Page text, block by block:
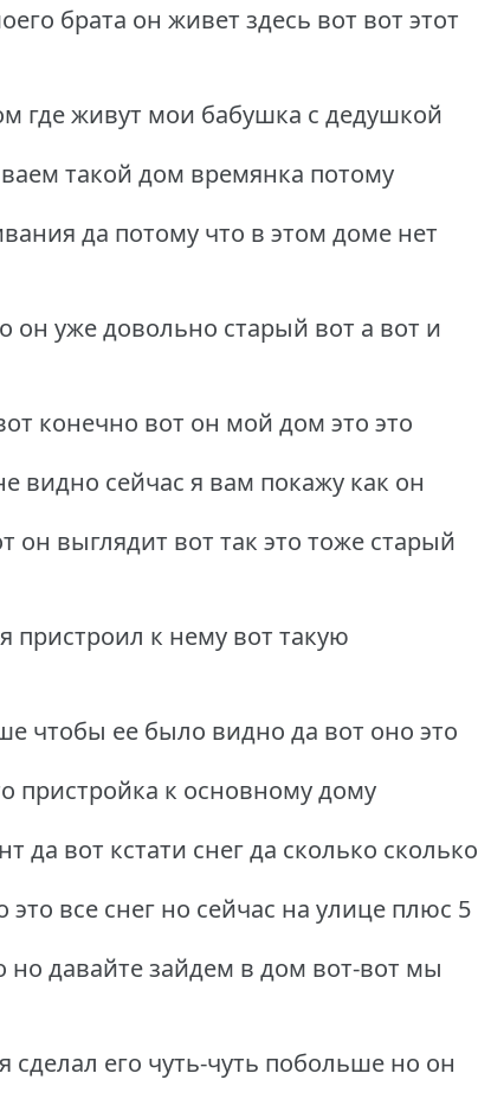
брата он живет здесь вот вот этот
где живут мои бабушка с дедушкой
такой дом времянка потому
да потому что в этом доме нет
он уже довольно старый вот а вот и
конечно вот он мой дом это это
видно сейчас я вам покажу как он
выглядит вот так это тоже старый
пристроил к нему вот такую
чтобы ее было видно да вот оно это
пристройка к основному дому
да вот кстати снег да сколько сколько
все снег но сейчас на улице плюс 5
но давайте зайдем в дом вот-вот мы
его чуть-чуть побольше но он